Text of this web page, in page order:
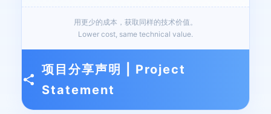
用更少的成本，获取同样的技术价值。
Lower cost, same technical value.
项目分享声明 | Project
Statement